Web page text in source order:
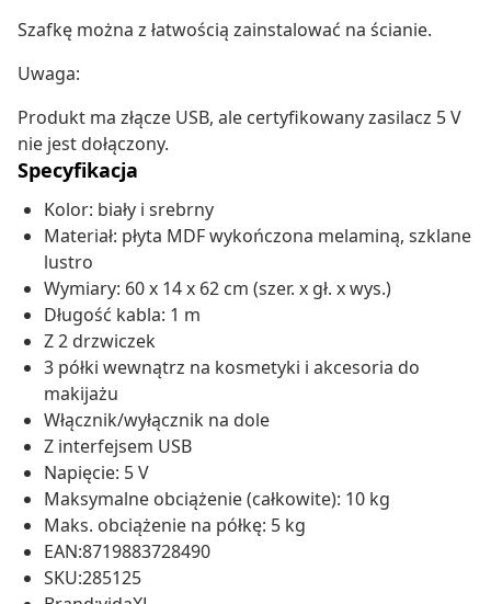
Szafkę można z łatwością zainstalować na ścianie.
Uwaga:
Produkt ma złącze USB, ale certyfikowany zasilacz 5 V
nie jest dołączony.
Specyfikacja
Kolor: biały i srebrny
Materiał: płyta MDF wykończona melaminą, szklane
lustro
Wymiary: 60 x 14 x 62 cm (szer. x gł. x wys.)
Długość kabla: 1 m
Z 2 drzwiczek
3 półki wewnątrz na kosmetyki i akcesoria do
makijażu
Włącznik/wyłącznik na dole
Z interfejsem USB
Napięcie: 5 V
Maksymalne obciążenie (całkowite): 10 kg
Maks. obciążenie na półkę: 5 kg
EAN:8719883728490
SKU:285125